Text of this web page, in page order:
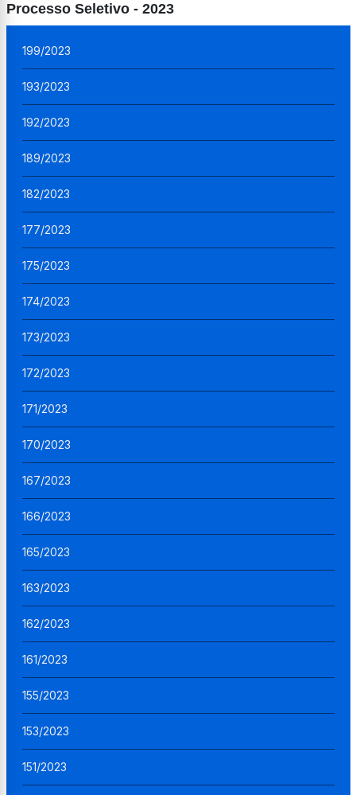
Processo Seletivo - 2023
199/2023
193/2023
192/2023
189/2023
182/2023
177/2023
175/2023
174/2023
173/2023
172/2023
171/2023
170/2023
167/2023
166/2023
165/2023
163/2023
162/2023
161/2023
155/2023
153/2023
151/2023